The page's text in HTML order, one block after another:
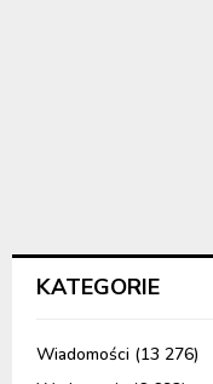
KATEGORIE
Wiadomości (13 276)